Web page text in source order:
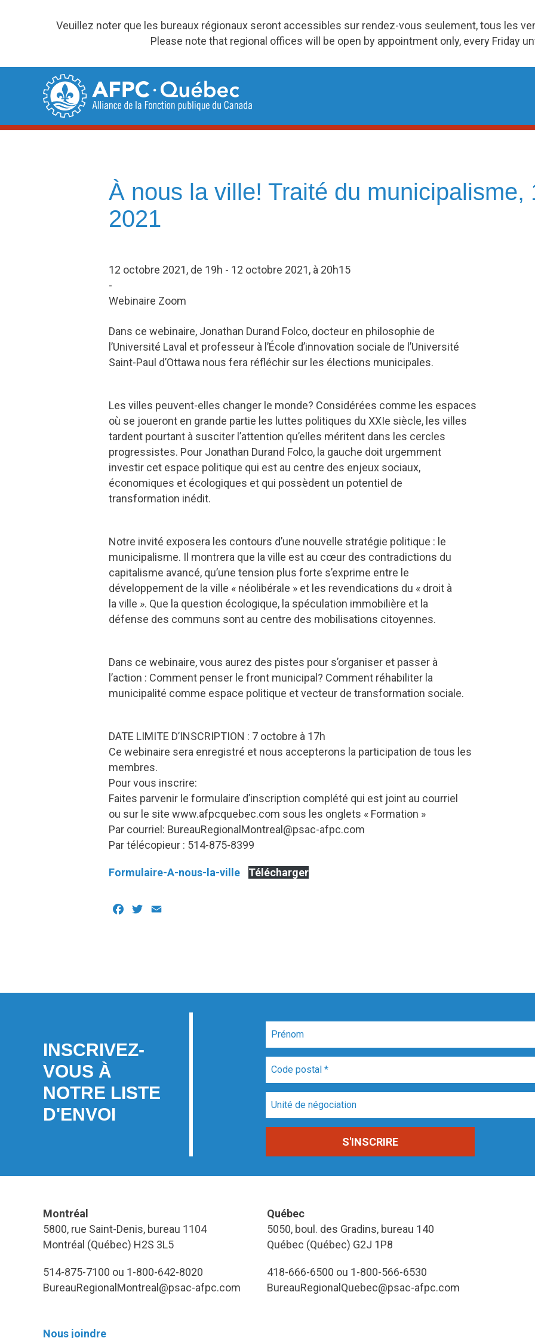
Veuillez noter que les bureaux régionaux seront accessibles sur rendez-vous seulement, tous les
Please note that regional offices will be open by appointment only, every Friday
À nous la ville! Traité du municipalisme,
2021
12 octobre 2021, de 19h - 12 octobre 2021, à 20h15
-
Webinaire Zoom
Dans ce webinaire, Jonathan Durand Folco, docteur en philosophie de
l’Université Laval et professeur à l’École d’innovation sociale de l’Université
Saint-Paul d’Ottawa nous fera réfléchir sur les élections municipales.
Les villes peuvent-elles changer le monde? Considérées comme les espaces
où se joueront en grande partie les luttes politiques du XXIe siècle, les villes
tardent pourtant à susciter l’attention qu’elles méritent dans les cercles
progressistes. Pour Jonathan Durand Folco, la gauche doit urgemment
investir cet espace politique qui est au centre des enjeux sociaux,
économiques et écologiques et qui possèdent un potentiel de
transformation inédit.
Notre invité exposera les contours d’une nouvelle stratégie politique : le
municipalisme. Il montrera que la ville est au cœur des contradictions du
capitalisme avancé, qu’une tension plus forte s’exprime entre le
développement de la ville « néolibérale » et les revendications du « droit à
la ville ». Que la question écologique, la spéculation immobilière et la
défense des communs sont au centre des mobilisations citoyennes.
Dans ce webinaire, vous aurez des pistes pour s’organiser et passer à
l’action : Comment penser le front municipal? Comment réhabiliter la
municipalité comme espace politique et vecteur de transformation sociale.
DATE LIMITE D’INSCRIPTION : 7 octobre à 17h
Ce webinaire sera enregistré et nous accepterons la participation de tous les
membres.
Pour vous inscrire:
Faites parvenir le formulaire d’inscription complété qui est joint au courriel
ou sur le site www.afpcquebec.com sous les onglets « Formation »
Par courriel: BureauRegionalMontreal@psac-afpc.com
Par télécopieur : 514-875-8399
Formulaire-A-nous-la-ville Télécharger
Facebook
Twitter
INSCRIVEZ-
VOUS À
NOTRE LISTE
D'ENVOI
Montréal
5800, rue Saint-Denis, bureau 1104
Montréal (Québec) H2S 3L5
514-875-7100 ou 1-800-642-8020
BureauRegionalMontreal@psac-afpc.com
Québec
5050, boul. des Gradins, bureau 140
Québec (Québec) G2J 1P8
418-666-6500 ou 1-800-566-6530
BureauRegionalQuebec@psac-afpc.com
Nous joindre